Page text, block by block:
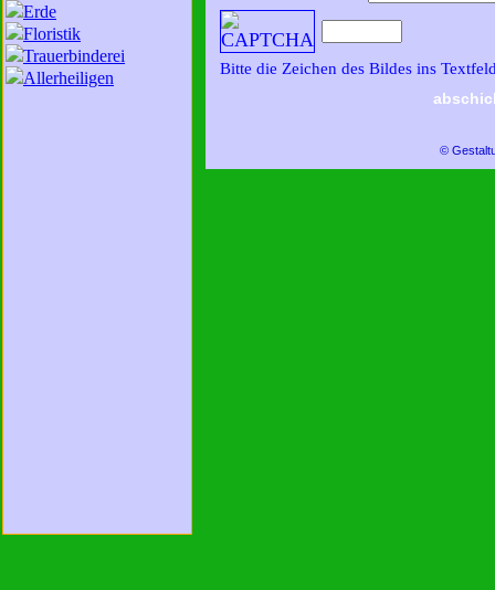
Erde
Floristik
Trauerbinderei
Allerheiligen
Bitte die Zeichen des Bildes ins
©